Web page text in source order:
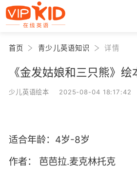
首页 青少儿英语知识 详情
《金发姑娘和三只熊》绘
少儿英语绘本 2025-08-04 18:17:42
适合年龄：4岁-8岁
作者：
芭芭拉.麦克林托克